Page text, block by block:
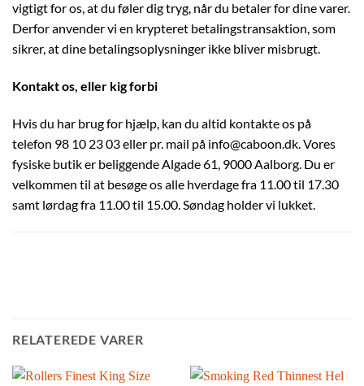
vigtigt for os, at du føler dig tryg, når du betaler for dine varer.
Derfor anvender vi en krypteret betalingstransaktion, som
sikrer, at dine betalingsoplysninger ikke bliver misbrugt.
Kontakt os, eller kig forbi
Hvis du har brug for hjælp, kan du altid kontakte os på
telefon 98 10 23 03 eller pr. mail på info@caboon.dk. Vores
fysiske butik er beliggende Algade 61, 9000 Aalborg. Du er
velkommen til at besøge os alle hverdage fra 11.00 til 17.30
samt lørdag fra 11.00 til 15.00. Søndag holder vi lukket.
RELATEREDE VARER